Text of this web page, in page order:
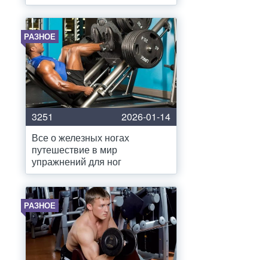
РАЗНОЕ
3251
2026-01-14
Все о железных ногах
путешествие в мир
упражнений для ног
РАЗНОЕ